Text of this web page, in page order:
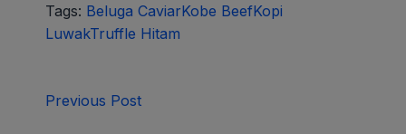
Tags: Beluga CaviarKobe BeefKopi
LuwakTruffle Hitam
Previous Post